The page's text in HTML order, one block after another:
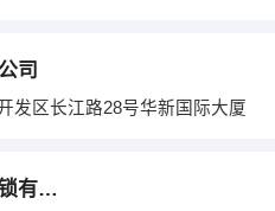
司
发区长江路28号华新国际大厦
山东幸福人医药连锁有限公司